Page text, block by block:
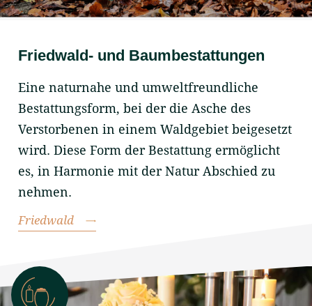
Friedwald- und Baumbestattungen
Eine naturnahe und umweltfreundliche
Bestattungsform, bei der die Asche des
Verstorbenen in einem Waldgebiet beigesetzt
wird. Diese Form der Bestattung ermöglicht
es, in Harmonie mit der Natur Abschied zu
nehmen.
Friedwald